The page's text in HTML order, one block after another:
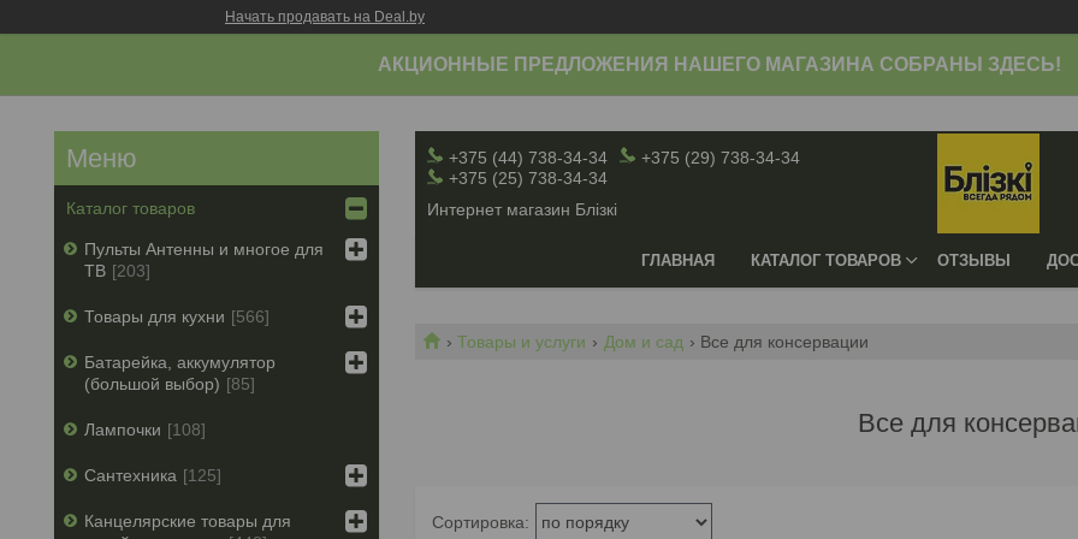
Начать продавать на Deal.by
АКЦИОННЫЕ ПРЕДЛОЖЕНИЯ НАШЕГО МАГАЗИНА СОБРАНЫ ЗДЕСЬ!
+375 (44) 738-34-34
+375 (29) 738-34-34
+375 (25) 738-34-34
Интернет магазин Блiзкi
ГЛАВНАЯ КАТАЛОГ ТОВАРОВ ОТЗЫВЫ
Товары и услуги Дом и сад Все для консервации
Все для
Каталог товаров
Пульты Антенны и многое для
ТВ
203
Товары для кухни 566
Батарейка, аккумулятор
(большой выбор)
85
Лампочки 108
Сантехника 125
Канцелярские товары для